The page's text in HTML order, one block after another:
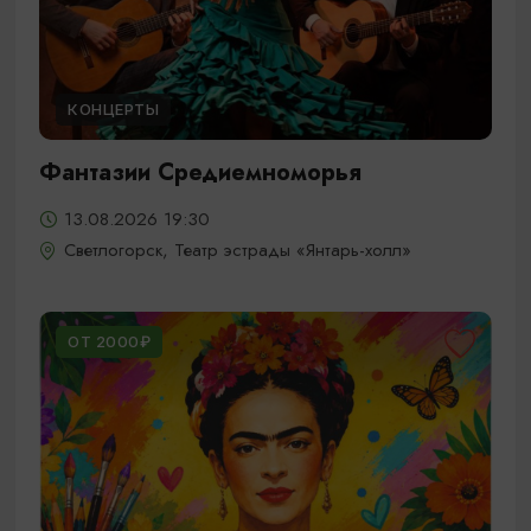
КОНЦЕРТЫ
Фантазии Средиемноморья
13.08.2026 19:30
Светлогорск, Театр эстрады «Янтарь-холл»
ОТ 2000₽